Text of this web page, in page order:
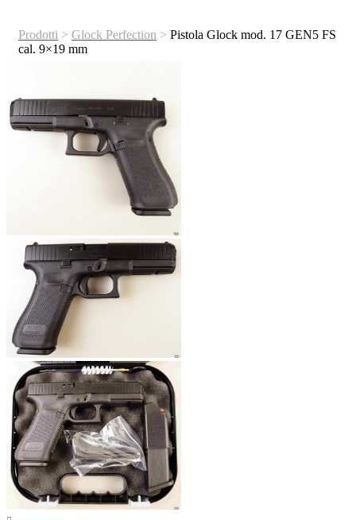
Prodotti > Glock Perfection > Pistola Glock mod. 17 GEN5 FS
cal. 9×19 mm